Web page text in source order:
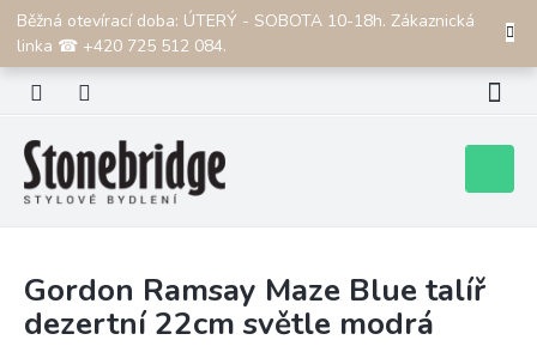
Přejít
obsah
Běžná otevírací doba: ÚTERÝ - SOBOTA 10-18h. Zákaznická
linka ☎ +420 725 512 084.
CZK
košík
Gordon Ramsay Maze Blue talíř
dezertní 22cm světle modrá